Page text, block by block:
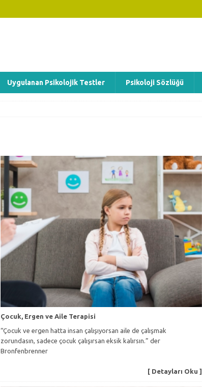
Uygulanan Psikolojik Testler Psikoloji Sözlüğü
Çocuk, Ergen ve Aile Terapisi
“Çocuk ve ergen hatta insan çalışıyorsan aile de çalışmak
zorundasın, sadece çocuk çalışırsan eksik kalırsın.” der
Bronfenbrenner
[ Detayları Oku ]